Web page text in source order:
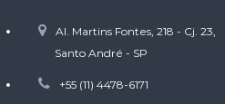
Al. Martins Fontes, 218 - Cj. 23,
Santo André - SP
+55 (11) 4478-6171